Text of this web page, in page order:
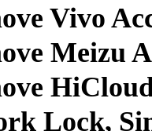
Vivo
Meizu
Lock,